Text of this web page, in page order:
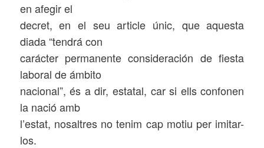
en afegir el
decret, en el seu article únic, que aquesta
diada “tendrá con
carácter permanente consideración de fiesta
laboral de ámbito
nacional”, és a dir, estatal, car si ells confonen
la nació amb
l’estat, nosaltres no tenim cap motiu per imitar-
los.